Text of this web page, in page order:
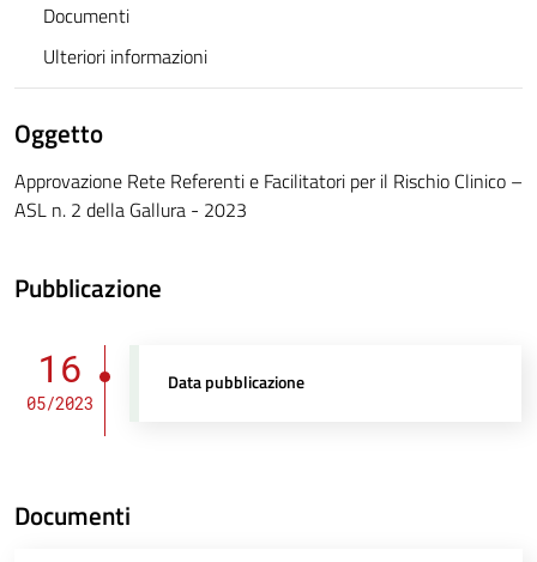
Documenti
Ulteriori informazioni
Oggetto
Approvazione Rete Referenti e Facilitatori per il Rischio Clinico –
ASL n. 2 della Gallura - 2023
Pubblicazione
16
05/2023
Data pubblicazione
Documenti